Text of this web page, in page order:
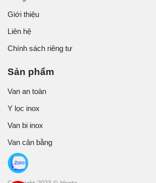
Giới thiệu
Liên hệ
Chính sách riêng tư
Sản phẩm
Van an toàn
Y lọc inox
Van bi inox
Van cân bằng